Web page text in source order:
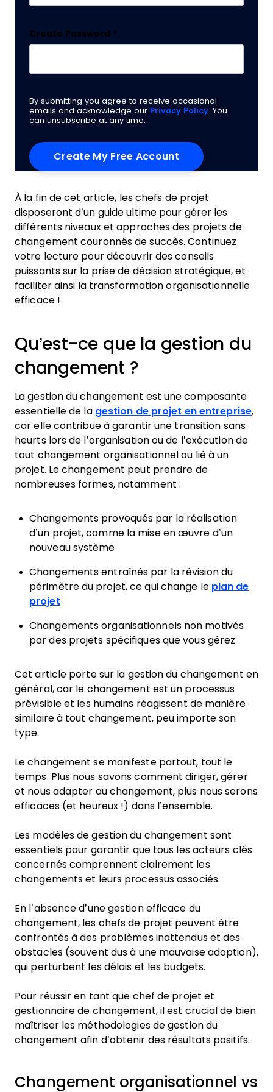
Create Password *
By submitting you agree to receive occasional
emails and acknowledge our Privacy Policy. You
can unsubscribe at any time.
À la fin de cet article, les chefs de projet
disposeront d’un guide ultime pour gérer les
différents niveaux et approches des projets de
changement couronnés de succès. Continuez
votre lecture pour découvrir des conseils
puissants sur la prise de décision stratégique, et
faciliter ainsi la transformation organisationnelle
efficace !
Qu’est-ce que la gestion du
changement ?
La gestion du changement est une composante
essentielle de la gestion de projet en entreprise,
car elle contribue à garantir une transition sans
heurts lors de l’organisation ou de l’exécution de
tout changement organisationnel ou lié à un
projet. Le changement peut prendre de
nombreuses formes, notamment :
Changements provoqués par la réalisation
d’un projet, comme la mise en œuvre d’un
nouveau système
Changements entraînés par la révision du
périmètre du projet, ce qui change le plan de
projet
Changements organisationnels non motivés
par des projets spécifiques que vous gérez
Cet article porte sur la gestion du changement en
général, car le changement est un processus
prévisible et les humains réagissent de manière
similaire à tout changement, peu importe son
type.
Le changement se manifeste partout, tout le
temps. Plus nous savons comment diriger, gérer
et nous adapter au changement, plus nous serons
efficaces (et heureux !) dans l’ensemble.
Les modèles de gestion du changement sont
essentiels pour garantir que tous les acteurs clés
concernés comprennent clairement les
changements et leurs processus associés.
En l’absence d’une gestion efficace du
changement, les chefs de projet peuvent être
confrontés à des problèmes inattendus et des
obstacles (souvent dus à une mauvaise adoption),
qui perturbent les délais et les budgets.
Pour réussir en tant que chef de projet et
gestionnaire de changement, il est crucial de bien
maîtriser les méthodologies de gestion du
changement afin d’obtenir des résultats positifs.
Changement organisationnel vs